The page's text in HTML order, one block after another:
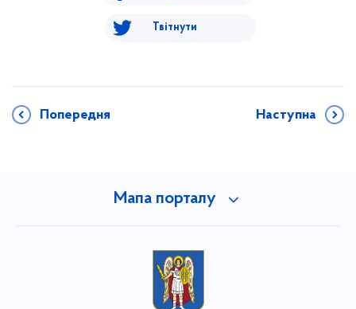
Твітнути
Попередня Наступна
Мапа порталу